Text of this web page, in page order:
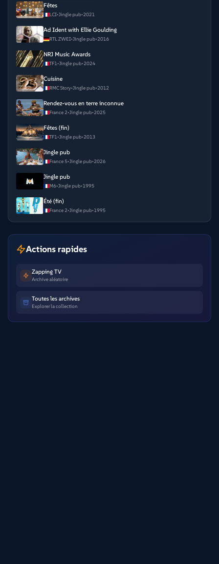
Fêtes
LCI•Jingle pub•2021
Ad Ident with Ellie Goulding
RTL ZWEI•Jingle pub•2016
NRJ Music Awards
TF1•Jingle pub•2024
Cuisine
RMC Story•Jingle pub•2012
Rendez-vous en terre inconnue
France 2•Jingle pub•2025
Fêtes (fin)
TF1•Jingle pub•2013
Jingle pub
France 5•Jingle pub•2026
Jingle pub
M6•Jingle pub•1995
Été (fin)
France 2•Jingle pub•1995
Actions rapides
Zapping TV
Archive aléatoire
Toutes les archives
Explorer la collection